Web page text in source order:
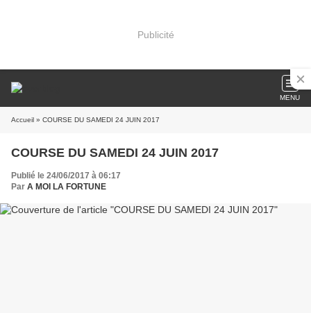
Publicité
MENU
Accueil » COURSE DU SAMEDI 24 JUIN 2017
COURSE DU SAMEDI 24 JUIN 2017
Publié le 24/06/2017 à 06:17
Par A MOI LA FORTUNE